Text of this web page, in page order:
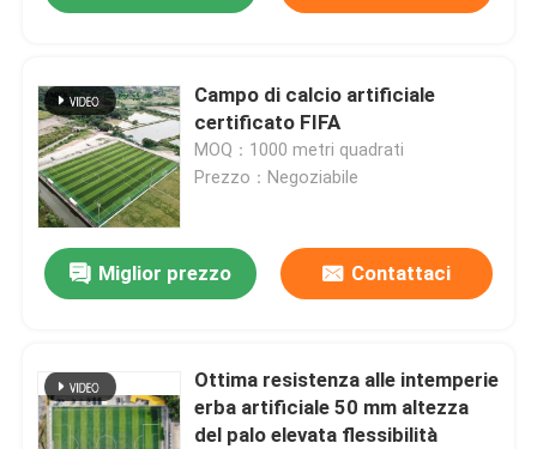
Campo di calcio artificiale
certificato FIFA
MOQ：1000 metri quadrati
Prezzo：Negoziabile
Miglior prezzo Contattaci
Ottima resistenza alle intemperie
erba artificiale 50 mm altezza
del palo elevata flessibilità